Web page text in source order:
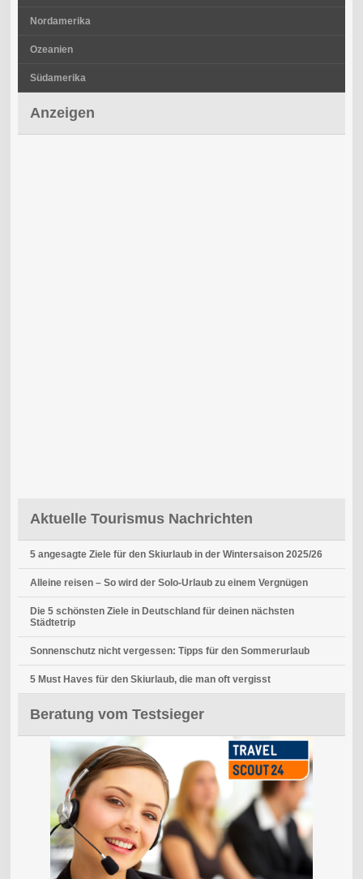
Nordamerika
Ozeanien
Südamerika
Anzeigen
Aktuelle Tourismus Nachrichten
5 angesagte Ziele für den Skiurlaub in der Wintersaison 2025/26
Alleine reisen – So wird der Solo-Urlaub zu einem Vergnügen
Die 5 schönsten Ziele in Deutschland für deinen nächsten
Städtetrip
Sonnenschutz nicht vergessen: Tipps für den Sommerurlaub
5 Must Haves für den Skiurlaub, die man oft vergisst
Beratung vom Testsieger